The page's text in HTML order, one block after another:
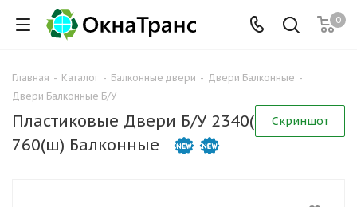
0
Главная - Каталог - Балконные двери - Двери Балконные -
Двери Балконные Б/У
Скриншот
Пластиковые Двери Б/У 2340(в) х
760(ш) Балконные